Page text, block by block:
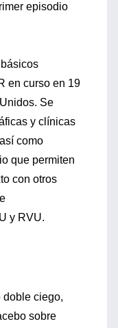
episodio
en curso en 19
Se
y clínicas
como
que permiten
con otros
y RVU.
doble ciego,
sobre